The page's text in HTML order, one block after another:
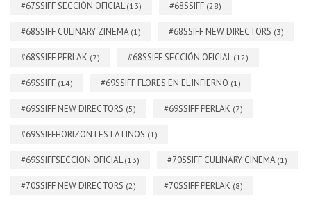
#67SSIFF SECCIÓN OFICIAL(13) #68SSIFF (28)
#68SSIFF CULINARY ZINEMA (1) #68SSIFF NEW DIRECTORS (3)
#68SSIFF PERLAK (7) #68SSIFF SECCIÓN OFICIAL(12)
#69SSIFF (14) #69SSIFF FLORES EN EL INFIERNO (1)
#69SSIFF NEW DIRECTORS (5) #69SSIFF PERLAK (7)
#69SSIFFHORIZONTES LATINOS (1)
#69SSIFFSECCION OFICIAL(13) #70SSIFF CULINARY CINEMA (1)
#70SSIFF NEW DIRECTORS (2) #70SSIFF PERLAK (8)